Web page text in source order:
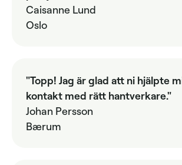
Caisanne Lund
Oslo
"Topp! Jag är glad att ni hjälpte
kontakt med rätt hantverkare."
Johan Persson
Bærum